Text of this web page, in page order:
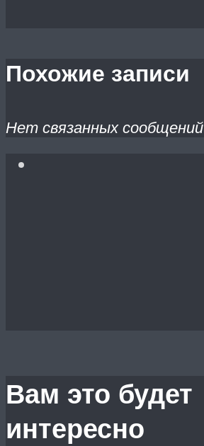
Похожие записи
Нет связанных сообщений
Вам это будет
интересно